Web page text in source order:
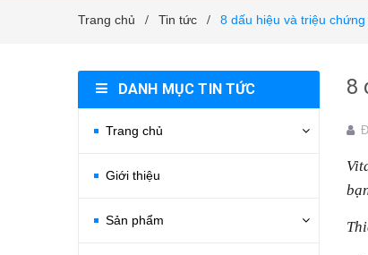
Trang chủ / Tin tức / 8 dấu hiệu và triệu
8
DANH MỤC TIN TỨC
Trang chủ
Giới thiệu
Sản phẩm